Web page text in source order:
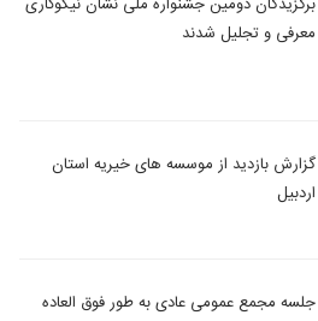
معرفی و تجلیل شدند
گزارش بازدید از موسسه های خیریه استان
اردبیل
جلسه مجمع عمومی عادی به طور فوق العاده